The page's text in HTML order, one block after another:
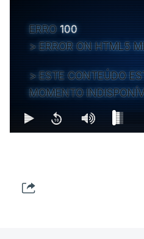
ERRO 100
ERROR ON HTML5
ESTE CONTEÚDO
MOMENTO